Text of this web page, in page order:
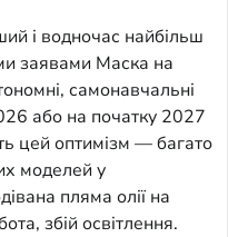
і водночас найбільш
заявами Маска на
самонавчальні
або на початку 2027
цей оптимізм — багато
моделей у
пляма олії на
збій освітлення.